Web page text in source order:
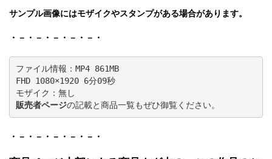
サンプル画像にはモザイクやスタンプがある場合があります。
・－・－・－・－・－・
ファイル情報：MP4 861MB
FHD 1080×1920 6分09秒
販売者ページの記載と商品一覧もぜひ御覧ください。
・－・－・－・－・－・